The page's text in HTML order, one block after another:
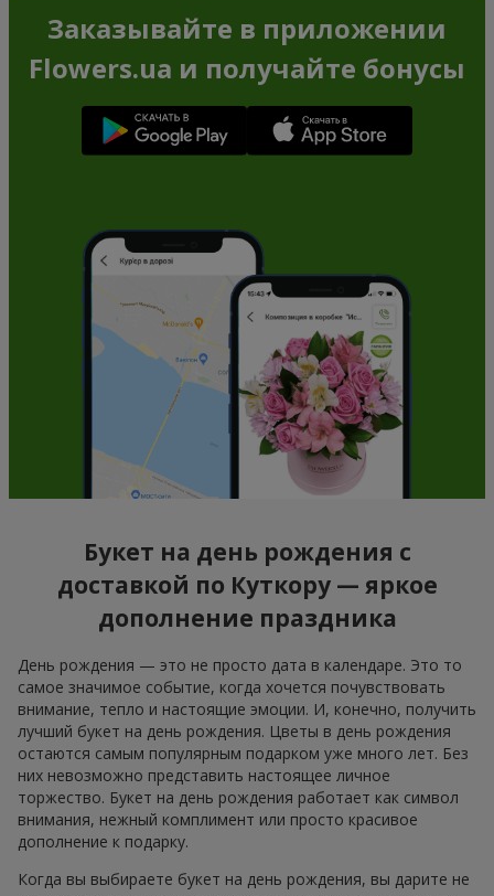
Заказывайте в приложении
Flowers.ua и получайте бонусы
Букет на день рождения с
доставкой по Куткору — яркое
дополнение праздника
День рождения — это не просто дата в календаре. Это то
самое значимое событие, когда хочется почувствовать
внимание, тепло и настоящие эмоции. И, конечно, получить
лучший букет на день рождения. Цветы в день рождения
остаются самым популярным подарком уже много лет. Без
них невозможно представить настоящее личное
торжество. Букет на день рождения работает как символ
внимания, нежный комплимент или просто красивое
дополнение к подарку.
Когда вы выбираете букет на день рождения, вы дарите не